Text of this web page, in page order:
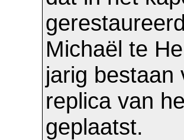
Michaël te
jarig bestaan
replica van
geplaatst.